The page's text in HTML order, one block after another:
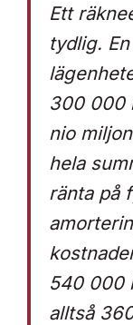
Ett
tydlig.
300 000
nio
hela
ränta på
540 000
alltså